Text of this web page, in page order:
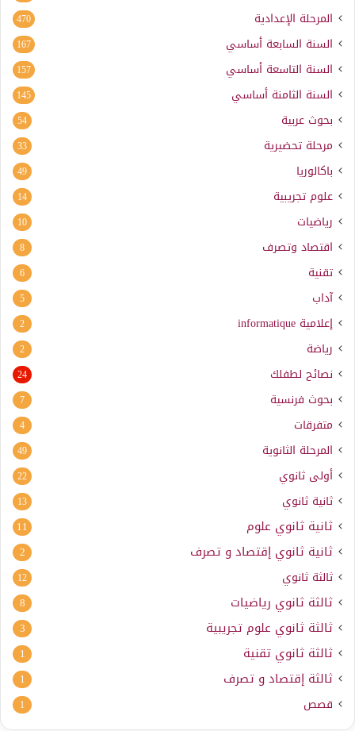
المرحلة الإعدادية 470
السنة السابعة أساسي 167
السنة التاسعة أساسي 157
السنة الثامنة أساسي 145
بحوث عربية 54
مرحلة تحضيرية 33
باكالوريا 49
علوم تجريبية 14
رياضيات 10
اقتصاد وتصرف 8
تقنية 6
آداب 5
إعلامية informatique
2
رياضة 2
نصائح لطفلك 24
بحوث فرنسية 7
متفرقات 4
المرحلة الثانوية 49
أولى ثانوي 22
ثانية ثانوي 13
ثانية ثانوي علوم 11
ثانية ثانوي إقتصاد و تصرف 2
ثالثة ثانوي 12
ثالثة ثانوي رياضيات 8
ثالثة ثانوي علوم تجريبية 3
ثالثة ثانوي تقنية 1
ثالثة إقتصاد و تصرف 1
قصص 1